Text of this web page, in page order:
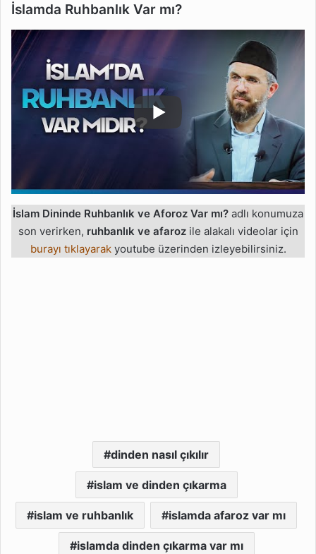
İslamda Ruhbanlık Var mı?
İslam Dininde Ruhbanlık ve Aforoz Var mı? adlı konumuza
son verirken, ruhbanlık ve afarozile alakalı videolar için
burayı tıklayarakyoutube üzerinden izleyebilirsiniz.
dinden nasıl çıkılır
islam ve dinden çıkarma
islam ve ruhbanlık islamda afaroz var mı
islamda dinden çıkarma var mı